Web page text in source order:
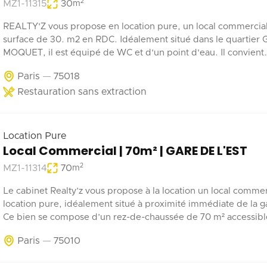
MZ1-11315 30m
REALTY'Z vous propose en location pure, un local
surface de 30. m2 en RDC. Idéalement situé dans le quartier
MOQUET, il est équipé de WC et d'un point d'eau. Il convient
Paris
75018
Restauration sans extraction
Location Pure
Local Commercial | 70m² | GARE DE L'EST
MZ1-11314 70m2
Le cabinet Realty’z vous propose à la location un local
location pure, idéalement situé à proximité immédiate de la
Ce bien se compose d’un rez-de-chaussée de 70 m²
emplacements de stationnement en sous-sol complètent ce
Paris 75010